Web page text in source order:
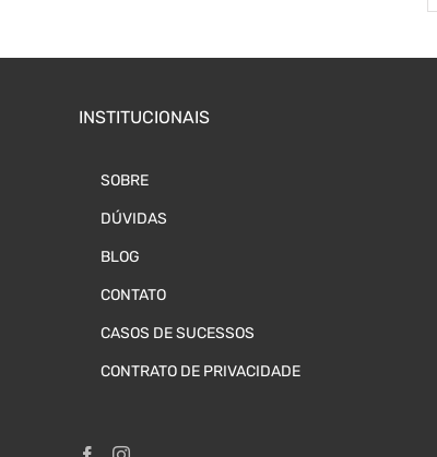
INSTITUCIONAIS
SOBRE
DÚVIDAS
BLOG
CONTATO
CASOS DE SUCESSOS
CONTRATO DE PRIVACIDADE